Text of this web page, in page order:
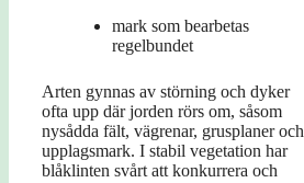
mark som bearbetas
regelbundet
Arten gynnas av störning och dyker
ofta upp där jorden rörs om, såsom
nysådda fält, vägrenar, grusplaner och
upplagsmark. I stabil vegetation har
blåklinten svårt att konkurrera och